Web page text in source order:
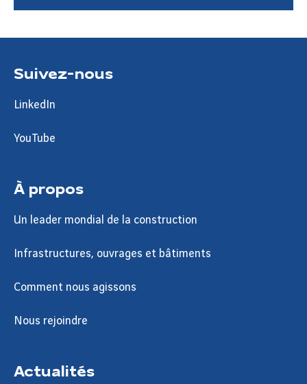
Suivez-nous
LinkedIn
YouTube
À propos
Un leader mondial de la construction
Infrastructures, ouvrages et bâtiments
Comment nous agissons
Nous rejoindre
Actualités